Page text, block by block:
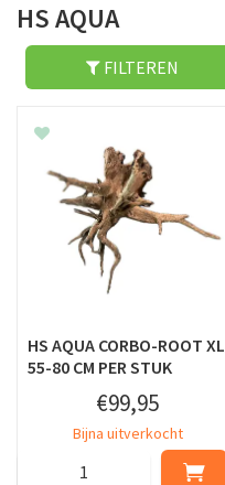
HS AQUA
FILTEREN
HS AQUA CORBO-ROOT XL
55-80 CM PER STUK
€99,95
Bijna uitverkocht